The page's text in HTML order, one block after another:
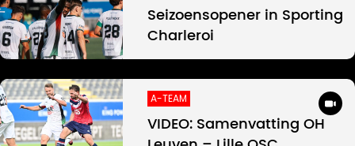
Seizoensopener in Sporting
Charleroi
A-TEAM
VIDEO: Samenvatting OH